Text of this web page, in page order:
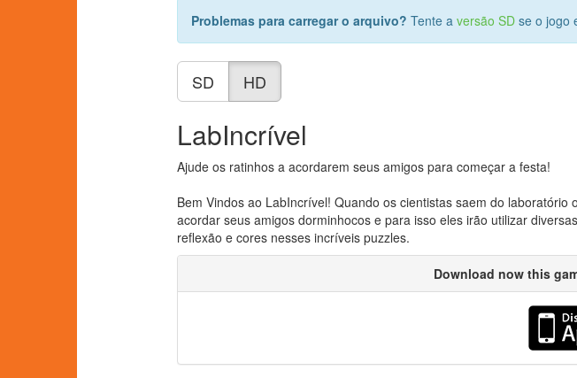
Problemas para carregar o arquivo? Tente a versão SD se o jogo
SD HD
LabIncrível
Ajude os ratinhos a acordarem seus amigos para começar a festa!
Bem Vindos ao LabIncrível! Quando os cientistas saem do
acordar seus amigos dorminhocos e para isso eles irão utilizar
reflexão e cores nesses incríveis puzzles.
Download now this